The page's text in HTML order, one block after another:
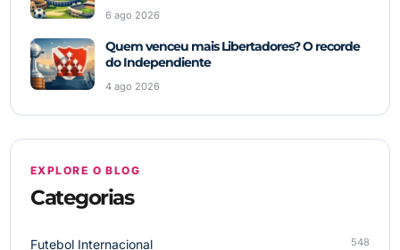
6 ago 2026
Quem venceu mais Libertadores? O recorde
do Independiente
4 ago 2026
EXPLORE O BLOG
Categorias
Futebol Internacional 548